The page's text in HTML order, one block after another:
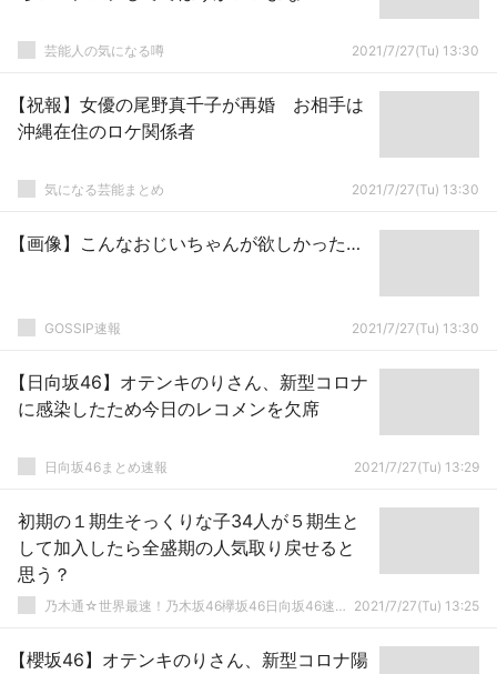
芸能人の気になる噂 2021/7/27(Tu) 13:30
【祝報】女優の尾野真千子が再婚 お相手は
沖縄在住のロケ関係者
気になる芸能まとめ 2021/7/27(Tu) 13:30
【画像】こんなおじいちゃんが欲しかった…
GOSSIP速報 2021/7/27(Tu) 13:30
【日向坂46】オテンキのりさん、新型コロナ
に感染したため今日のレコメンを欠席
日向坂46まとめ速報 2021/7/27(Tu) 13:29
初期の１期生そっくりな子34人が５期生と
して加入したら全盛期の人気取り戻せると
思う？
乃木通☆世界最速！乃木坂46欅坂46日向坂46速報まとめ 2021/7/27(Tu) 13:25
【櫻坂46】オテンキのりさん、新型コロナ陽